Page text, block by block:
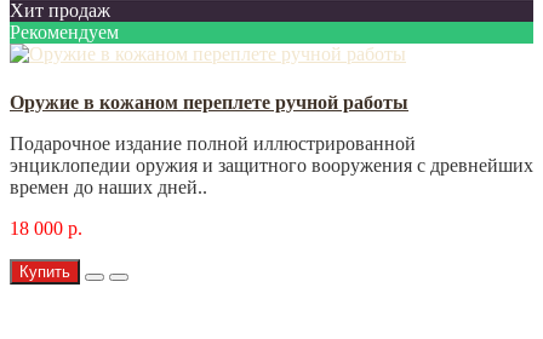
Хит продаж
Рекомендуем
Оружие в кожаном переплете ручной работы
Подарочное издание полной иллюстрированной
энциклопедии оружия и защитного вооружения с древнейших
времен до наших дней..
18 000 р.
Купить